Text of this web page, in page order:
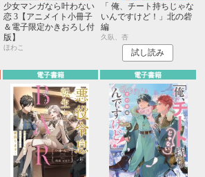
少女マンガなら叶わない
恋 3【アニメイト小冊子
＆電子限定かきおろし付
版】
ほわこ
「 俺、チート持ちじゃな
いんですけど！」北の砦
編
久臥、杏
試し読み
電子書籍 電子書籍